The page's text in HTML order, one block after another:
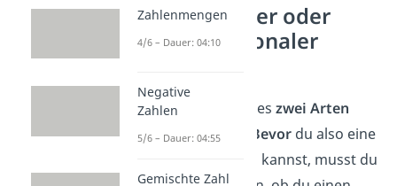
Proportionaler oder
antiproportionaler
Du weißt nun, dass es zwei Arten
vom Dreisatz gibt.
Bevordu also eine
Aufgabe berechnen kannst, musst du
Zahlenmengen
4/6 – Dauer: 04:10
Negative
Zahlen
5/6 – Dauer: 04:55
Gemischte Zahl